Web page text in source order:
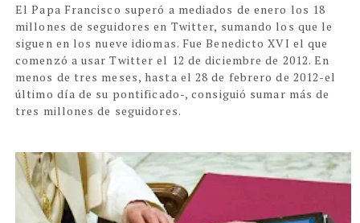
El Papa Francisco superó a mediados de enero los 18
millones de seguidores en Twitter, sumando los que le
siguen en los nueve idiomas. Fue Benedicto XVI el que
comenzó a usar Twitter el 12 de diciembre de 2012. En
menos de tres meses, hasta el 28 de febrero de 2012-el
último día de su pontificado-, consiguió sumar más de
tres millones de seguidores.